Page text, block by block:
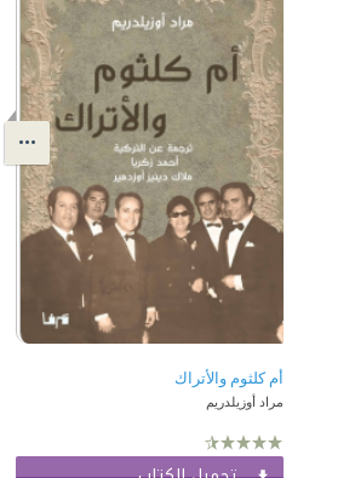
أم كلثوم والأتراك
مراد أوزيلدريم